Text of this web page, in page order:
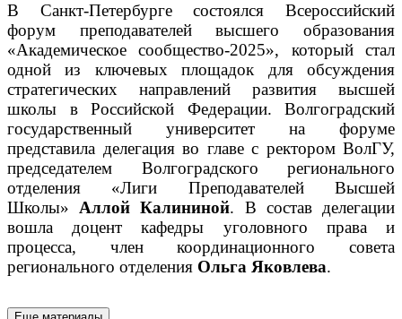
В Санкт-Петербурге состоялся Всероссийский
форум преподавателей высшего образования
«Академическое сообщество-2025», который стал
одной из ключевых площадок для обсуждения
стратегических направлений развития высшей
школы в Российской Федерации. Волгоградский
государственный университет на форуме
представила делегация во главе с ректором ВолГУ,
председателем Волгоградского регионального
отделения «Лиги Преподавателей Высшей
Школы»Аллой Калининой. В состав делегации
вошла доцент кафедры уголовного права и
процесса, член координационного совета
регионального отделения Ольга Яковлева.